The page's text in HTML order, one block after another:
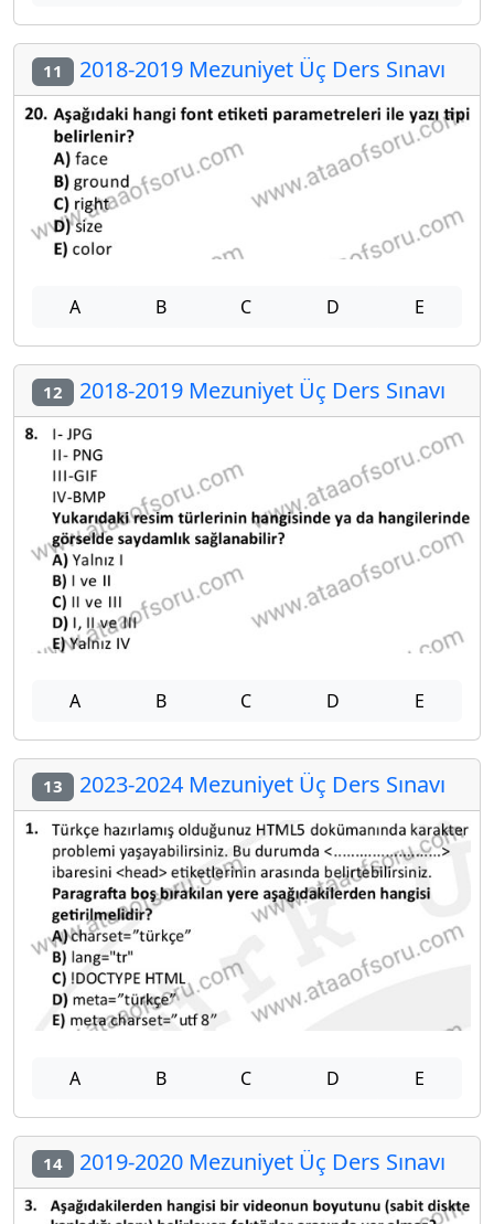
11 2018-2019 Mezuniyet Üç Ders Sınavı
A B C D E
12 2018-2019 Mezuniyet Üç Ders Sınavı
A B C D E
13 2023-2024 Mezuniyet Üç Ders Sınavı
A B C D E
14 2019-2020 Mezuniyet Üç Ders Sınavı